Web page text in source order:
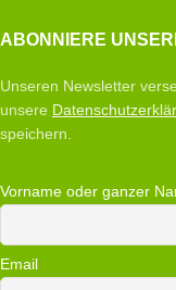
ABONNIERE
Unseren Newsletter
unsere
speichern.
Vorname oder ganzer
Email